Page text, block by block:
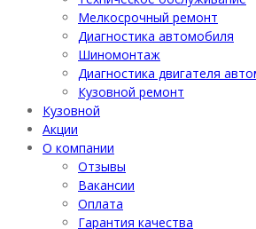
Мелкосрочный ремонт
Диагностика автомобиля
Шиномонтаж
Диагностика двигателя
Кузовной ремонт
Кузовной
Акции
О компании
Отзывы
Вакансии
Оплата
Гарантия качества